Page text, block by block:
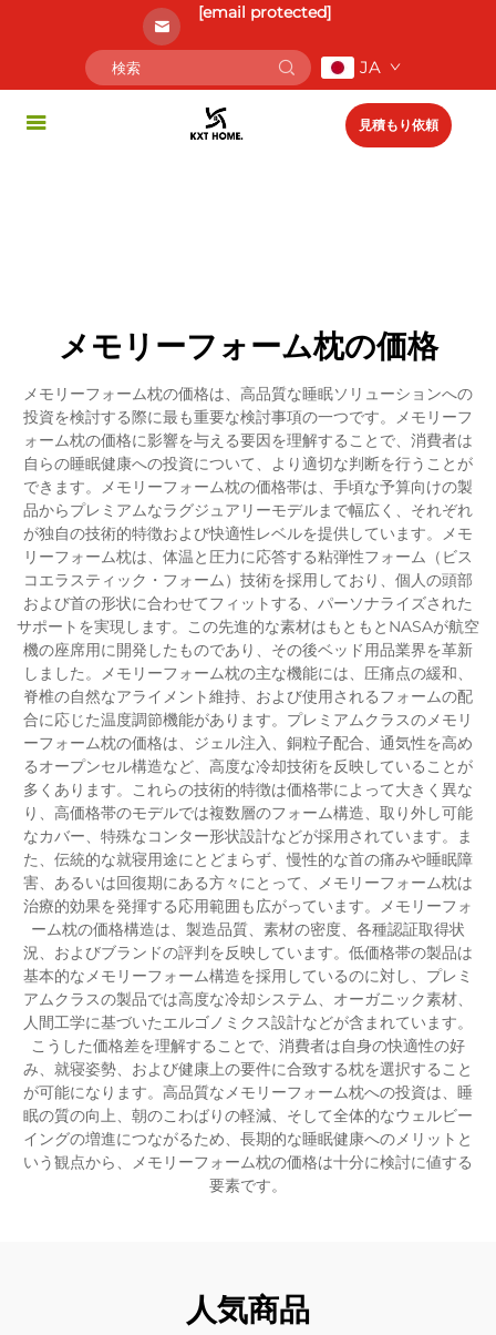
[email protected]
JA
見積もり依頼
メモリーフォーム枕の価格
メモリーフォーム枕の価格は、高品質な睡眠ソリューションへの
投資を検討する際に最も重要な検討事項の一つです。メモリーフ
ォーム枕の価格に影響を与える要因を理解することで、消費者は
自らの睡眠健康への投資について、より適切な判断を行うことが
できます。メモリーフォーム枕の価格帯は、手頃な予算向けの製
品からプレミアムなラグジュアリーモデルまで幅広く、それぞれ
が独自の技術的特徴および快適性レベルを提供しています。メモ
リーフォーム枕は、体温と圧力に応答する粘弾性フォーム（ビス
コエラスティック・フォーム）技術を採用しており、個人の頭部
および首の形状に合わせてフィットする、パーソナライズされた
サポートを実現します。この先進的な素材はもともとNASAが航空
機の座席用に開発したものであり、その後ベッド用品業界を革新
しました。メモリーフォーム枕の主な機能には、圧痛点の緩和、
脊椎の自然なアライメント維持、および使用されるフォームの配
合に応じた温度調節機能があります。プレミアムクラスのメモリ
ーフォーム枕の価格は、ジェル注入、銅粒子配合、通気性を高め
るオープンセル構造など、高度な冷却技術を反映していることが
多くあります。これらの技術的特徴は価格帯によって大きく異な
り、高価格帯のモデルでは複数層のフォーム構造、取り外し可能
なカバー、特殊なコンター形状設計などが採用されています。ま
た、伝統的な就寝用途にとどまらず、慢性的な首の痛みや睡眠障
害、あるいは回復期にある方々にとって、メモリーフォーム枕は
治療的効果を発揮する応用範囲も広がっています。メモリーフォ
ーム枕の価格構造は、製造品質、素材の密度、各種認証取得状
況、およびブランドの評判を反映しています。低価格帯の製品は
基本的なメモリーフォーム構造を採用しているのに対し、プレミ
アムクラスの製品では高度な冷却システム、オーガニック素材、
人間工学に基づいたエルゴノミクス設計などが含まれています。
こうした価格差を理解することで、消費者は自身の快適性の好
み、就寝姿勢、および健康上の要件に合致する枕を選択すること
が可能になります。高品質なメモリーフォーム枕への投資は、睡
眠の質の向上、朝のこわばりの軽減、そして全体的なウェルビー
イングの増進につながるため、長期的な睡眠健康へのメリットと
いう観点から、メモリーフォーム枕の価格は十分に検討に値する
要素です。
人気商品